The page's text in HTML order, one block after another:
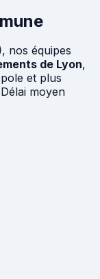
, nos équipes
de Lyon,
et plus
moyen